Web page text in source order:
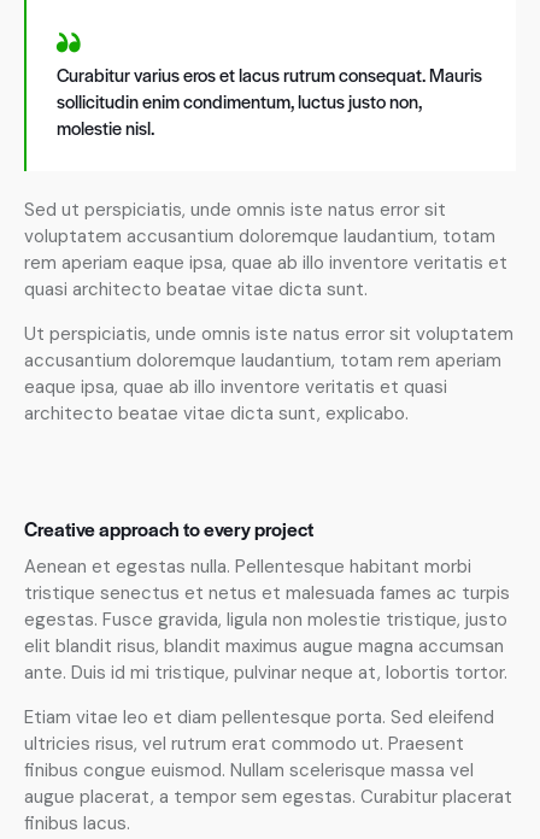
Curabitur varius eros et lacus rutrum consequat. Mauris
sollicitudin enim condimentum, luctus justo non,
molestie nisl.
Sed ut perspiciatis, unde omnis iste natus error sit
voluptatem accusantium doloremque laudantium, totam
rem aperiam eaque ipsa, quae ab illo inventore veritatis et
quasi architecto beatae vitae dicta sunt.
Ut perspiciatis, unde omnis iste natus error sit voluptatem
accusantium doloremque laudantium, totam rem aperiam
eaque ipsa, quae ab illo inventore veritatis et quasi
architecto beatae vitae dicta sunt, explicabo.
Creative approach to every project
Aenean et egestas nulla. Pellentesque habitant morbi
tristique senectus et netus et malesuada fames ac turpis
egestas. Fusce gravida, ligula non molestie tristique, justo
elit blandit risus, blandit maximus augue magna accumsan
ante. Duis id mi tristique, pulvinar neque at, lobortis tortor.
Etiam vitae leo et diam pellentesque porta. Sed eleifend
ultricies risus, vel rutrum erat commodo ut. Praesent
finibus congue euismod. Nullam scelerisque massa vel
augue placerat, a tempor sem egestas. Curabitur placerat
finibus lacus.